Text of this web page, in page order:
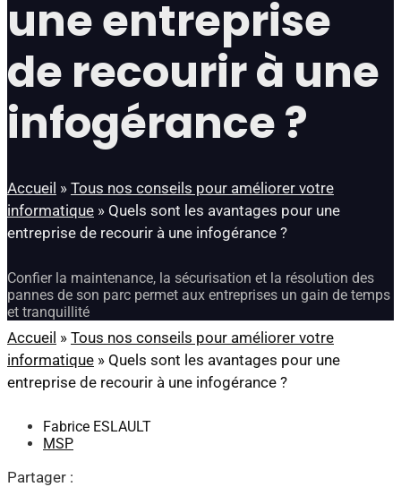
une entreprise
de recourir à une
infogérance ?
Accueil » Tous nos conseils pour améliorer votre
informatique » Quels sont les avantages pour une
entreprise de recourir à une infogérance ?
Confier la maintenance, la sécurisation et la résolution des
pannes de son parc permet aux entreprises un gain de temps
et tranquillité
Accueil » Tous nos conseils pour améliorer votre
informatique » Quels sont les avantages pour une
entreprise de recourir à une infogérance ?
Fabrice ESLAULT
MSP
Partager :